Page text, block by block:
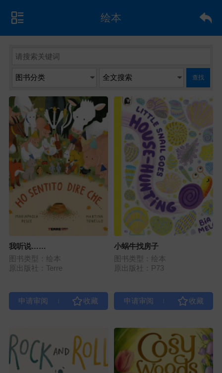
绘本
查找
我听说……
图书类型：绘本
原出版社：Terre
小蜗牛找房子
图书类型：绘本
原出版社：P73